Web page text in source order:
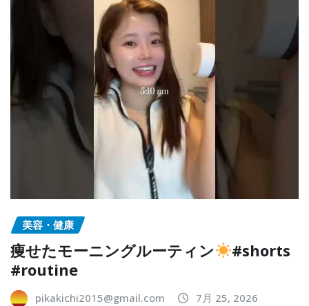
美容・健康
痩せたモーニングルーティン
#shorts
#routine
pikakichi2015@gmail.com 7月 25, 2026